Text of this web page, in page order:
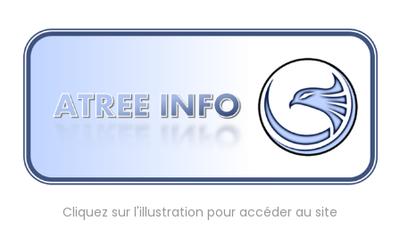
Cliquez sur l'illustration pour accéder au site